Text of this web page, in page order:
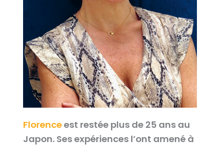
Florenceest restée plus de 25 ans au
Japon. Ses expériences l’ont amené à